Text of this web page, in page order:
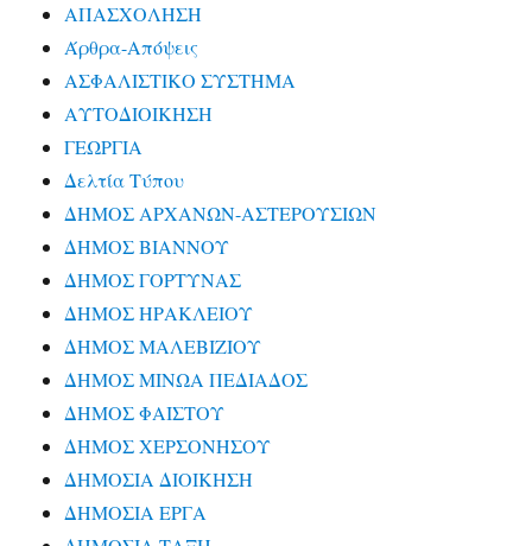
ΑΠΑΣΧΟΛΗΣΗ
Άρθρα-Απόψεις
ΑΣΦΑΛΙΣΤΙΚΟ ΣΥΣΤΗΜΑ
ΑΥΤΟΔΙΟΙΚΗΣΗ
ΓΕΩΡΓΙΑ
Δελτία Τύπου
ΔΗΜΟΣ ΑΡΧΑΝΩΝ-ΑΣΤΕΡΟΥΣΙΩΝ
ΔΗΜΟΣ ΒΙΑΝΝΟΥ
ΔΗΜΟΣ ΓΟΡΤΥΝΑΣ
ΔΗΜΟΣ ΗΡΑΚΛΕΙΟΥ
ΔΗΜΟΣ ΜΑΛΕΒΙΖΙΟΥ
ΔΗΜΟΣ ΜΙΝΩΑ ΠΕΔΙΑΔΟΣ
ΔΗΜΟΣ ΦΑΙΣΤΟΥ
ΔΗΜΟΣ ΧΕΡΣΟΝΗΣΟΥ
ΔΗΜΟΣΙΑ ΔΙΟΙΚΗΣΗ
ΔΗΜΟΣΙΑ ΕΡΓΑ